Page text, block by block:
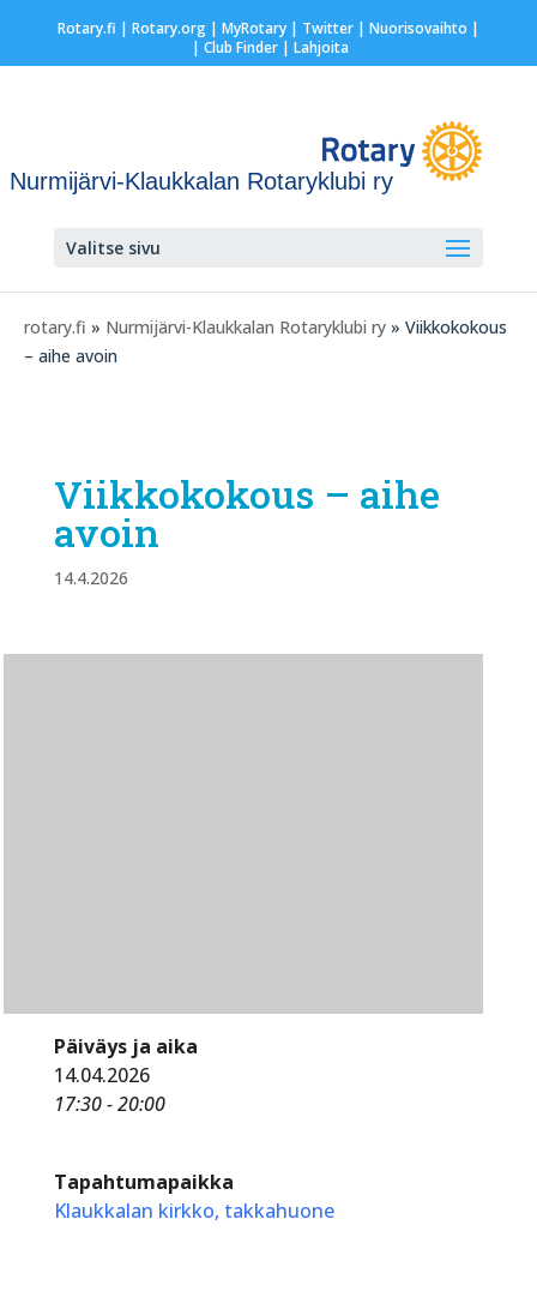
Rotary.fi | Rotary.org| MyRotary| Twitter| Nuorisovaihto |
| Club Finder| Lahjoita
Nurmijärvi-Klaukkalan Rotaryklubi ry
Valitse sivu
rotary.fi » Nurmijärvi-Klaukkalan Rotaryklubi ry » Viikkokokous
– aihe avoin
Viikkokokous – aihe
avoin
14.4.2026
Päiväys ja aika
14.04.2026
17:30 - 20:00
Tapahtumapaikka
Klaukkalan kirkko, takkahuone